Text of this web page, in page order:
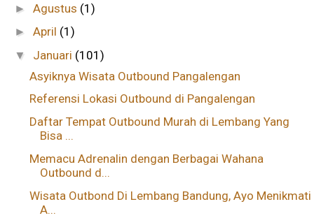
►Agustus (1)
►April (1)
▼ Januari (101)
Asyiknya Wisata Outbound Pangalengan
Referensi Lokasi Outbound di Pangalengan
Daftar Tempat Outbound Murah di Lembang Yang
Bisa ...
Memacu Adrenalin dengan Berbagai Wahana
Outbound d...
Wisata Outbond Di Lembang Bandung, Ayo Menikmati
A...